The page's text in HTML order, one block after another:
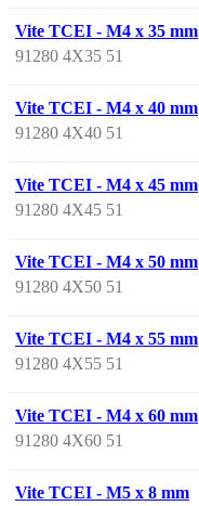
Vite TCEI - M4 x 35 mm
91280 4X35 51
Vite TCEI - M4 x 40 mm
91280 4X40 51
Vite TCEI - M4 x 45 mm
91280 4X45 51
Vite TCEI - M4 x 50 mm
91280 4X50 51
Vite TCEI - M4 x 55 mm
91280 4X55 51
Vite TCEI - M4 x 60 mm
91280 4X60 51
Vite TCEI - M5 x 8 mm